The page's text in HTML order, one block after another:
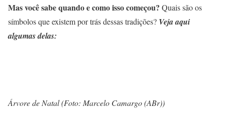
Mas você sabe quando e como isso começou? Quais são os
símbolos que existem por trás dessas tradições? Veja aqui
algumas delas:
Árvore de Natal (Foto: Marcelo Camargo (ABr))